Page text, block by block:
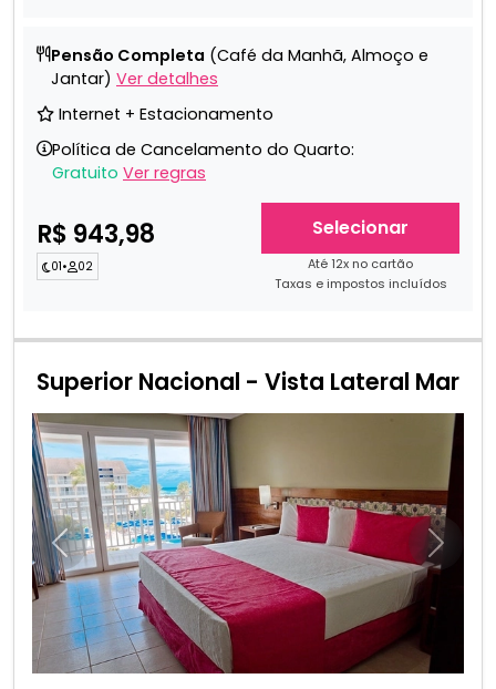
Pensão Completa (Café da Manhã, Almoço e
Jantar) Ver detalhes
Internet + Estacionamento
Política de Cancelamento do Quarto:
Gratuito Ver regras
R$ 943,98
01• 02
Selecionar
Até 12x no cartão
Taxas e impostos incluídos
Superior Nacional - Vista Lateral Mar
Anterior